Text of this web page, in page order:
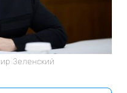
Зеленский